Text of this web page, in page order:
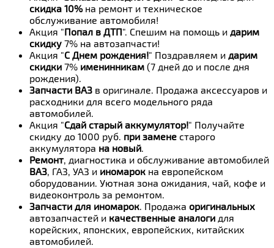
скидка 10%на ремонт и техническое
обслуживание автомобиля!
Акция "Попал в ДТП". Спешим на помощь и дарим
скидку 7% на автозапчасти!
Акция "С Днем рождения!" Поздравляем и дарим
скидки 7% именинникам (7 дней до и после дня
рождения).
Запчасти ВАЗ в оригинале. Продажа аксессуаров и
расходники для всего модельного ряда
автомобилей.
Акция "Сдай старый аккумулятор!" Получайте
скидку до 1000 руб. при замене старого
аккумулятора на новый.
Ремонт, диагностика и обслуживание автомобилей
ВАЗ, ГАЗ, УАЗ и иномарок на европейском
оборудовании. Уютная зона ожидания, чай, кофе и
видеоконтроль за ремонтом.
Запчасти для иномарок. Продажа оригинальных
автозапчастей и качественные аналоги для
корейских, японских, европейских, китайских
автомобилей.